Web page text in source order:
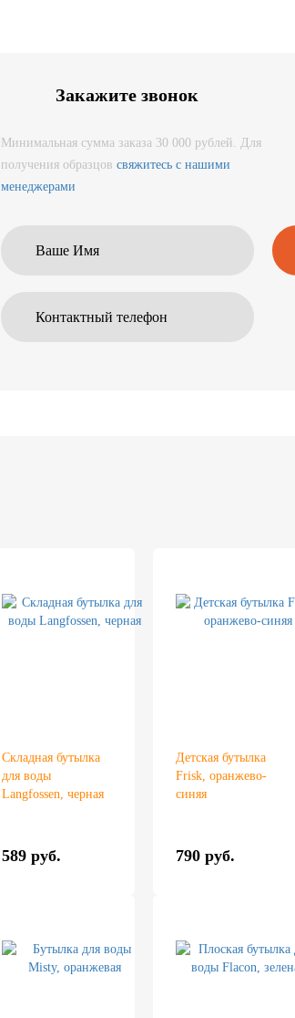
Закажите звонок
Минимальная сумма заказа 30 000 рублей. Для
получения образцов свяжитесь с нашими
менеджерами
Складная бутылка
для воды
Langfossen, черная
589 руб.
Детская бутылка
Frisk, оранжево-
синяя
790 руб.